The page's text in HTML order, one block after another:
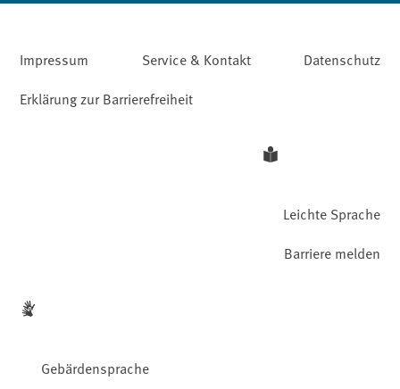
Impressum Service & Kontakt
Datenschutz
Erklärung zur Barrierefreiheit
Leichte Sprache
Gebärdensprache
Barriere melden